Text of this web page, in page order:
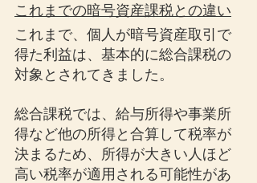
これまでの暗号資産課税との違い
これまで、個人が暗号資産取引で
得た利益は、基本的に総合課税の
対象とされてきました。
総合課税では、給与所得や事業所
得など他の所得と合算して税率が
決まるため、所得が大きい人ほど
高い税率が適用される可能性があ